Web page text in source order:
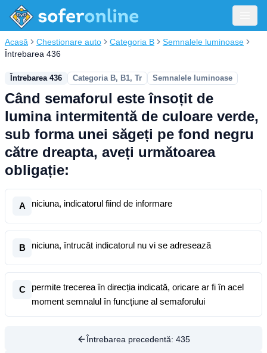
Acasă Chestionare auto Categoria B
Semnalele luminoase
Întrebarea 436
Întrebarea 436 Categoria B, B1, Tr Semnalele luminoase
Când semaforul este însoțit de
lumina intermitentă de culoare verde,
sub forma unei săgeți pe fond negru
către dreapta, aveți următoarea
obligație:
A niciuna, indicatorul fiind de informare
B niciuna, întrucât indicatorul nu vi se adresează
C
permite trecerea în direcția indicată, oricare ar fi în acel
moment semnalul în funcțiune al semaforului
Întrebarea precedentă: 435